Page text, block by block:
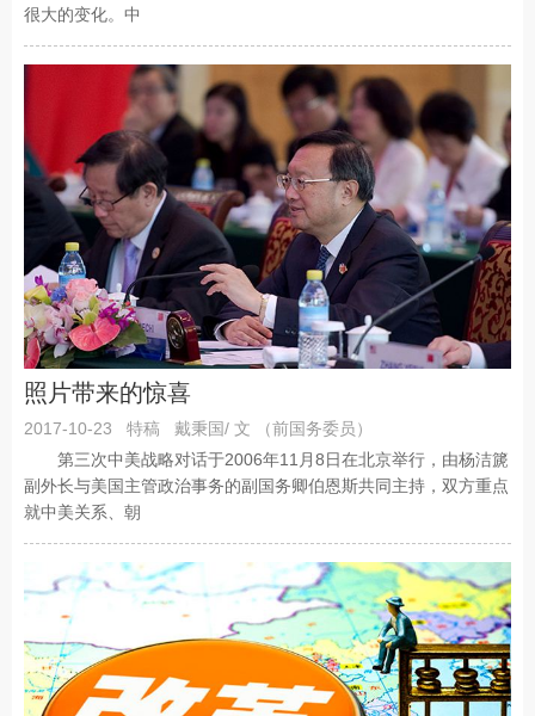
很大的变化。中
照片带来的惊喜
2017-10-23 特稿
戴秉国/ 文 （前国务委员）
第三次中美战略对话于2006年11月8日在北京举行，由杨洁篪
副外长与美国主管政治事务的副国务卿伯恩斯共同主持，双方重点
就中美关系、朝